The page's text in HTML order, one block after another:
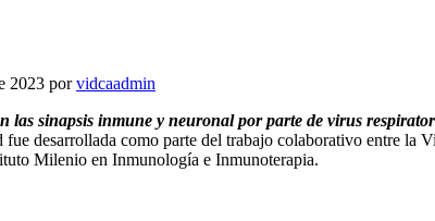
2023 porvidcaadmin
las sinapsis inmune y neuronal por parte de virus
desarrollada como parte del trabajo colaborativo entre
Milenio en Inmunología e Inmunoterapia.